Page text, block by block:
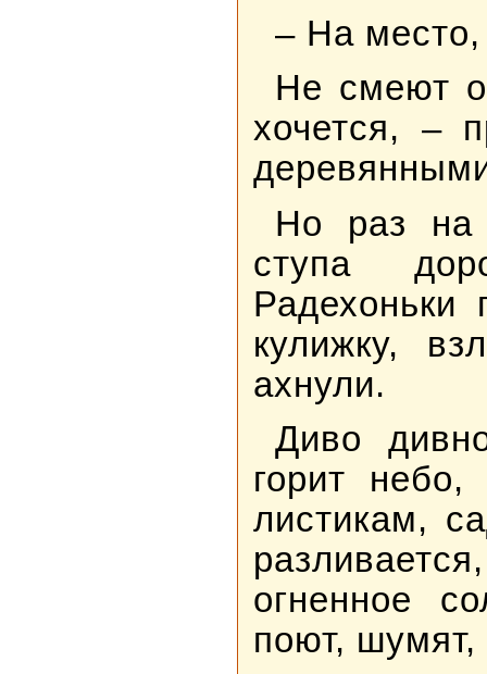
– На место,
Не смеют
хочется, –
Но раз на
ступа
Радехоньки
кулижку,
ахнули.
Диво
горит небо,
листикам,
огненное
поют,